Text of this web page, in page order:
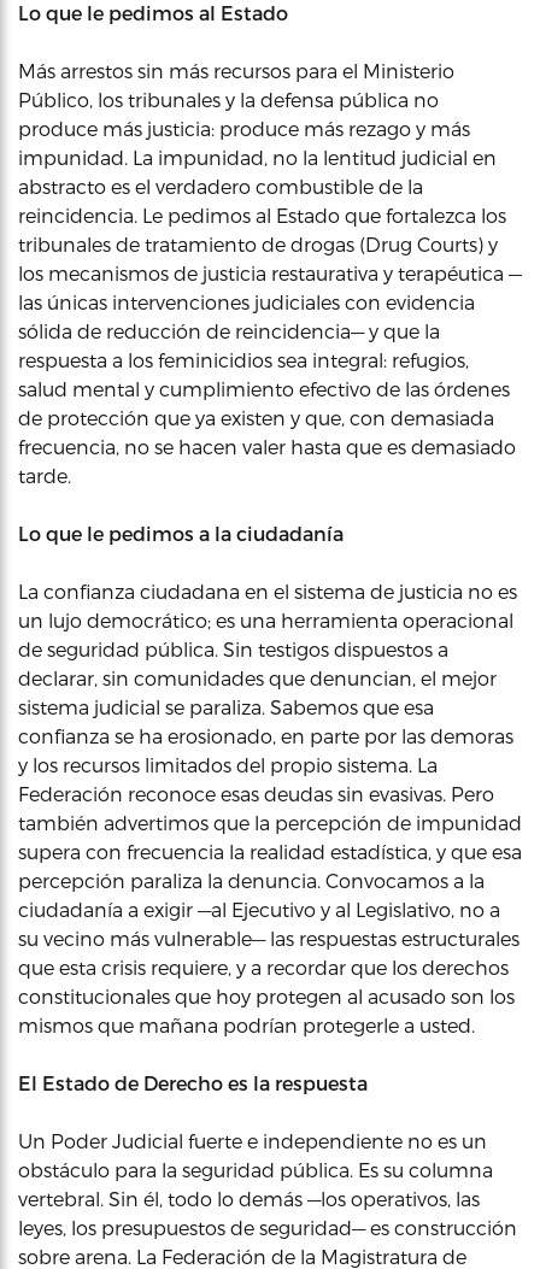
Lo que le pedimos al Estado
Más arrestos sin más recursos para el Ministerio
Público, los tribunales y la defensa pública no
produce más justicia: produce más rezago y más
impunidad. La impunidad, no la lentitud judicial en
abstracto es el verdadero combustible de la
reincidencia. Le pedimos al Estado que fortalezca los
tribunales de tratamiento de drogas (Drug Courts) y
los mecanismos de justicia restaurativa y terapéutica —
las únicas intervenciones judiciales con evidencia
sólida de reducción de reincidencia— y que la
respuesta a los feminicidios sea integral: refugios,
salud mental y cumplimiento efectivo de las órdenes
de protección que ya existen y que, con demasiada
frecuencia, no se hacen valer hasta que es demasiado
tarde.
Lo que le pedimos a la ciudadanía
La confianza ciudadana en el sistema de justicia no es
un lujo democrático; es una herramienta operacional
de seguridad pública. Sin testigos dispuestos a
declarar, sin comunidades que denuncian, el mejor
sistema judicial se paraliza. Sabemos que esa
confianza se ha erosionado, en parte por las demoras
y los recursos limitados del propio sistema. La
Federación reconoce esas deudas sin evasivas. Pero
también advertimos que la percepción de impunidad
supera con frecuencia la realidad estadística, y que esa
percepción paraliza la denuncia. Convocamos a la
ciudadanía a exigir —al Ejecutivo y al Legislativo, no a
su vecino más vulnerable— las respuestas estructurales
que esta crisis requiere, y a recordar que los derechos
constitucionales que hoy protegen al acusado son los
mismos que mañana podrían protegerle a usted.
El Estado de Derecho es la respuesta
Un Poder Judicial fuerte e independiente no es un
obstáculo para la seguridad pública. Es su columna
vertebral. Sin él, todo lo demás —los operativos, las
leyes, los presupuestos de seguridad— es construcción
sobre arena. La Federación de la Magistratura de